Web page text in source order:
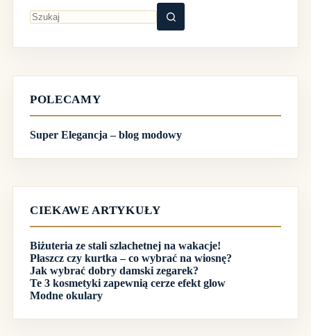
wyników
POLECAMY
Super Elegancja – blog modowy
CIEKAWE ARTYKUŁY
Biżuteria ze stali szlachetnej na wakacje!
Płaszcz czy kurtka – co wybrać na wiosnę?
Jak wybrać dobry damski zegarek?
Te 3 kosmetyki zapewnią cerze efekt glow
Modne okulary